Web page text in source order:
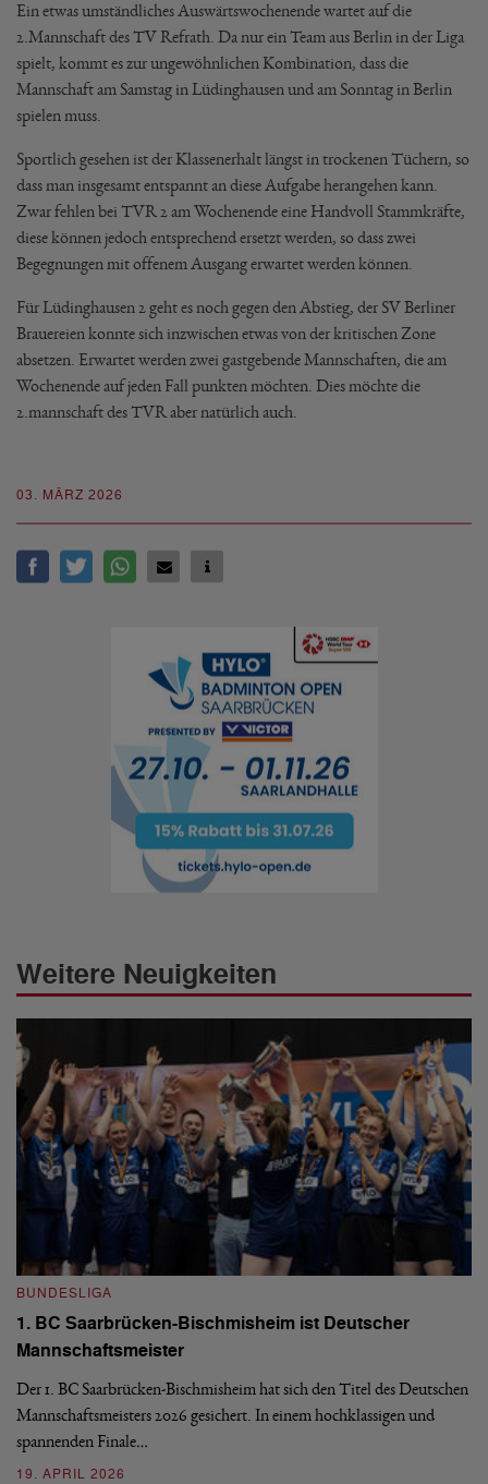
03. MÄRZ 2026
Ein etwas umständliches Auswärtswochenende wartet auf die
2.Mannschaft des TV Refrath. Da nur ein Team aus Berlin in der Liga
spielt, kommt es zur ungewöhnlichen Kombination, dass die
Mannschaft am Samstag in Lüdinghausen und am Sonntag in Berlin
spielen muss.
Sportlich gesehen ist der Klassenerhalt längst in trockenen Tüchern, so
dass man insgesamt entspannt an diese Aufgabe herangehen kann.
Zwar fehlen bei TVR 2 am Wochenende eine Handvoll Stammkräfte,
diese können jedoch entsprechend ersetzt werden, so dass zwei
Begegnungen mit offenem Ausgang erwartet werden können.
Für Lüdinghausen 2 geht es noch gegen den Abstieg, der SV Berliner
Brauereien konnte sich inzwischen etwas von der kritischen Zone
absetzen. Erwartet werden zwei gastgebende Mannschaften, die am
Wochenende auf jeden Fall punkten möchten. Dies möchte die
2.mannschaft des TVR aber natürlich auch.
Weitere Neuigkeiten
BUNDESLIGA
1. BC Saarbrücken-Bischmisheim ist Deutscher
Mannschaftsmeister
Der 1. BC Saarbrücken-Bischmisheim hat sich den Titel des Deutschen
Mannschaftsmeisters 2026 gesichert. In einem hochklassigen und
spannenden Finale…
19. APRIL 2026